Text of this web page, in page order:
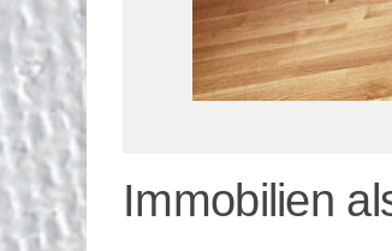
Immobilien